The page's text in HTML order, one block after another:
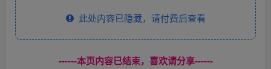
此处内容已隐藏，请付费后查看
------本页内容已结束，喜欢请分享------